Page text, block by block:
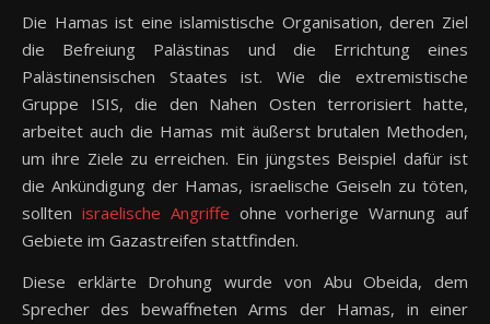
Die Hamas ist eine islamistische Organisation, deren Ziel
die Befreiung Palästinas und die Errichtung eines
Palästinensischen Staates ist. Wie die extremistische
Gruppe ISIS, die den Nahen Osten terrorisiert hatte,
arbeitet auch die Hamas mit äußerst brutalen Methoden,
um ihre Ziele zu erreichen. Ein jüngstes Beispiel dafür ist
die Ankündigung der Hamas, israelische Geiseln zu töten,
sollten israelische Angriffe ohne vorherige Warnung auf
Gebiete im Gazastreifen stattfinden.
Diese erklärte Drohung wurde von Abu Obeida, dem
Sprecher des bewaffneten Arms der Hamas, in einer